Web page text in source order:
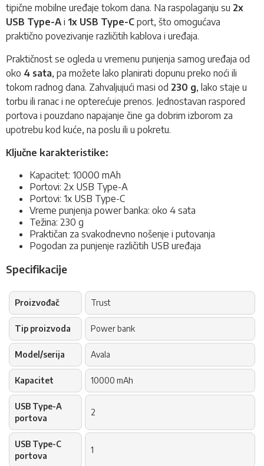
tipične mobilne uređaje tokom dana. Na raspolaganju su 2x
USB Type-A i 1x USB Type-C port, što omogućava
praktično povezivanje različitih kablova i uređaja.
Praktičnost se ogleda u vremenu punjenja samog uređaja od
oko 4 sata, pa možete lako planirati dopunu preko noći ili
tokom radnog dana. Zahvaljujući masi od 230 g, lako staje u
torbu ili ranac i ne opterećuje prenos. Jednostavan raspored
portova i pouzdano napajanje čine ga dobrim izborom za
upotrebu kod kuće, na poslu ili u pokretu.
Ključne karakteristike:
Kapacitet: 10000 mAh
Portovi: 2x USB Type-A
Portovi: 1x USB Type-C
Vreme punjenja power banka: oko 4 sata
Težina: 230 g
Praktičan za svakodnevno nošenje i putovanja
Pogodan za punjenje različitih USB uređaja
Specifikacije
Proizvođač Trust
Tip proizvoda Power bank
Model/serija Avala
Kapacitet 10000 mAh
USB Type-A
portova
2
USB Type-C
portova
1